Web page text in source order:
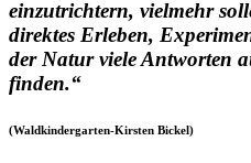
einzutrichtern, vielmehr
direktes Erleben,
der Natur viele Antworten
finden.“
(Waldkindergarten-Kirsten Bickel)